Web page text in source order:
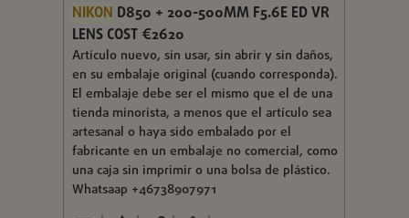
NIKON D850 + 200-500MM F5.6E ED VR
LENS COST €2620
Artículo nuevo, sin usar, sin abrir y sin daños,
en su embalaje original (cuando corresponda).
El embalaje debe ser el mismo que el de una
tienda minorista, a menos que el artículo sea
artesanal o haya sido embalado por el
fabricante en un embalaje no comercial, como
una caja sin imprimir o una bolsa de plástico.
Whatsaap +46738907971